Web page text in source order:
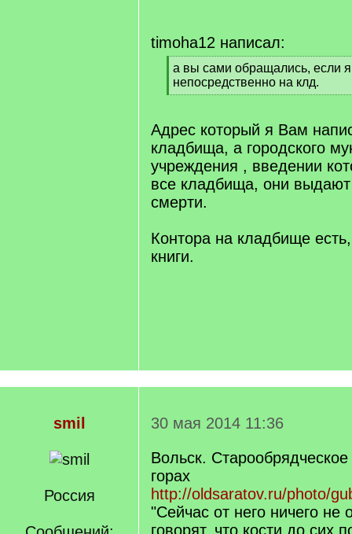
timoha12 написал:
[
q
]
а вы сами обращались, если
непосредственно на клд.
[
q
]
Адрес который я Вам
кладбища, а городского
учреждения , введении
все кладбища, они выдают
смерти.
Контора на кладбище
книги.
smil
Россия
30 мая 2014 11:36
Вольск.
горах
http://oldsaratov.ru/photo/
"Сейчас от него ничего не
говорят, что кости до сих